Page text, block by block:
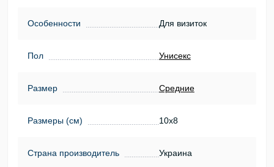
Особенности Для визиток
Пол Унисекс
Размер Средние
Размеры (см) 10х8
Страна производитель Украина